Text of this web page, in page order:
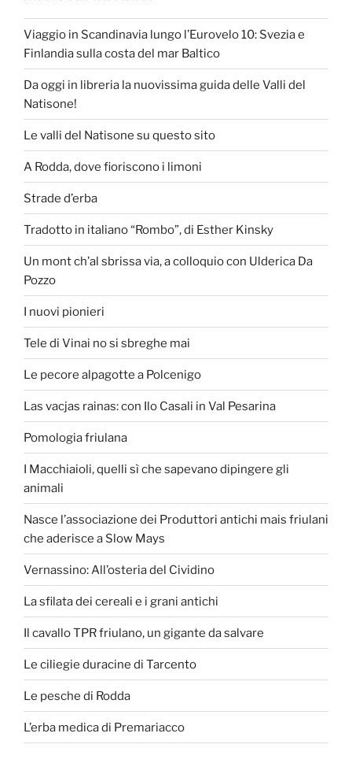
Viaggio in Scandinavia lungo l’Eurovelo 10: Svezia e
Finlandia sulla costa del mar Baltico
Da oggi in libreria la nuovissima guida delle Valli del
Natisone!
Le valli del Natisone su questo sito
A Rodda, dove fioriscono i limoni
Strade d’erba
Tradotto in italiano “Rombo”, di Esther Kinsky
Un mont ch’al sbrissa via, a colloquio con Ulderica Da
Pozzo
I nuovi pionieri
Tele di Vinai no si sbreghe mai
Le pecore alpagotte a Polcenigo
Las vacjas rainas: con Ilo Casali in Val Pesarina
Pomologia friulana
I Macchiaioli, quelli sì che sapevano dipingere gli
animali
Nasce l’associazione dei Produttori antichi mais friulani
che aderisce a Slow Mays
Vernassino: All’osteria del Cividino
La sfilata dei cereali e i grani antichi
Il cavallo TPR friulano, un gigante da salvare
Le ciliegie duracine di Tarcento
Le pesche di Rodda
L’erba medica di Premariacco